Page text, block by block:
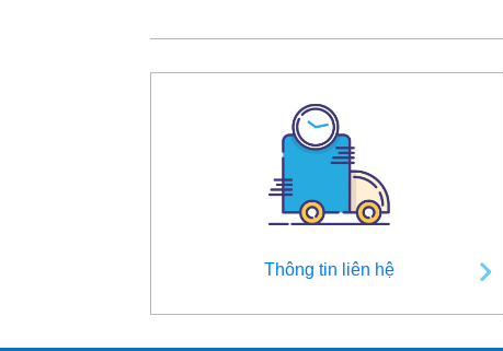
Thông tin liên hệ